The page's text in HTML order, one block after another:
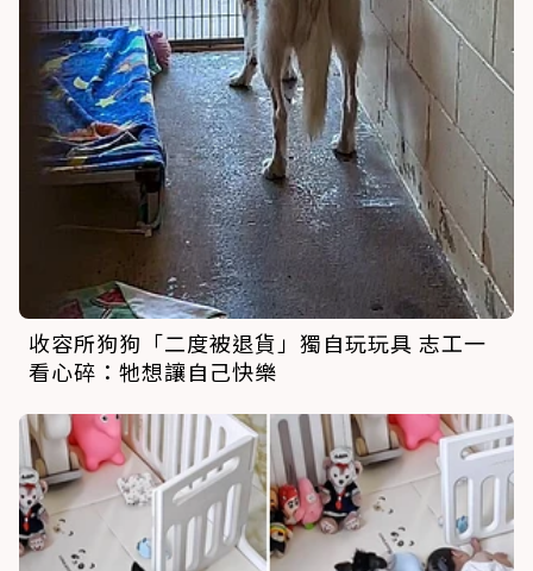
收容所狗狗「二度被退貨」獨自玩玩具 志工一
看心碎：牠想讓自己快樂